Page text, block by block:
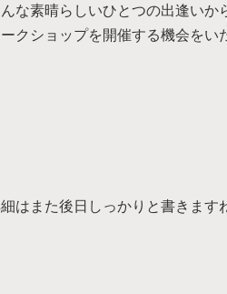
な素晴らしいひとつの出逢い
クショップを開催する機会をい
はまた後日しっかりと書きます